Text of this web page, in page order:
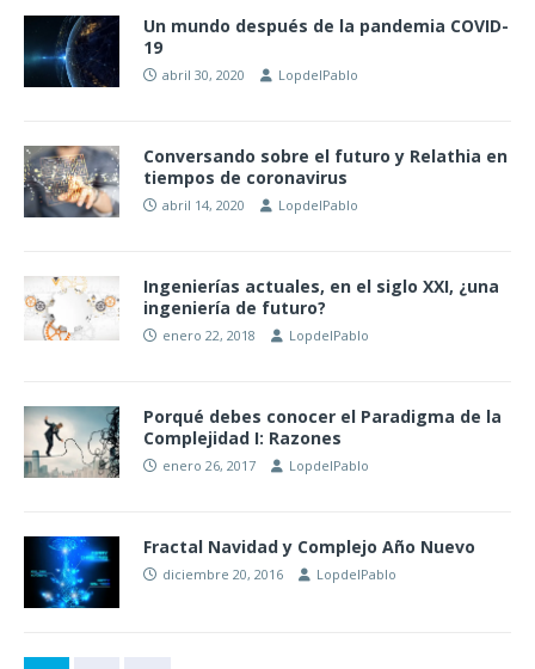
Un mundo después de la pandemia COVID-
19
abril 30, 2020 LopdelPablo
Conversando sobre el futuro y Relathia en
tiempos de coronavirus
abril 14, 2020 LopdelPablo
Ingenierías actuales, en el siglo XXI, ¿una
ingeniería de futuro?
enero 22, 2018 LopdelPablo
Porqué debes conocer el Paradigma de la
Complejidad I: Razones
enero 26, 2017 LopdelPablo
Fractal Navidad y Complejo Año Nuevo
diciembre 20, 2016 LopdelPablo